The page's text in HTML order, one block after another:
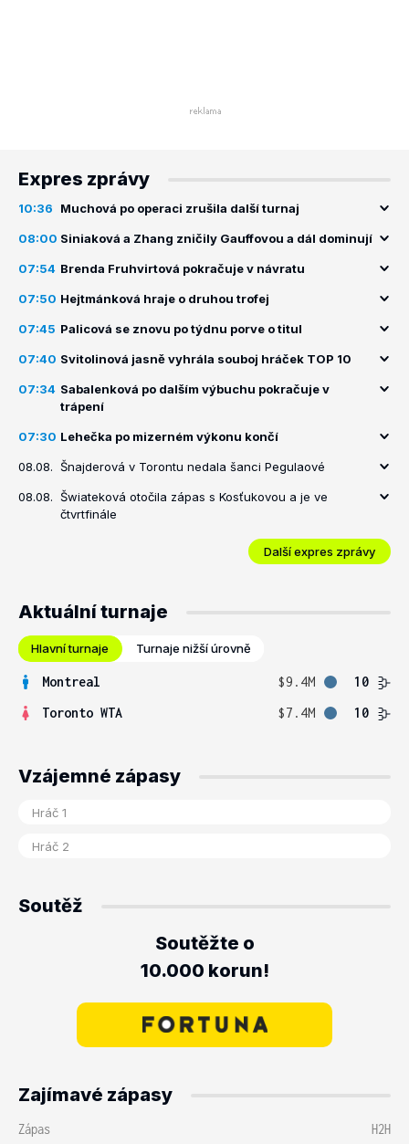
Expres zprávy
10:36 Muchová po operaci zrušila další turnaj
08:00 Siniaková a Zhang zničily Gauffovou a dál dominují
07:54 Brenda Fruhvirtová pokračuje v návratu
07:50 Hejtmánková hraje o druhou trofej
07:45 Palicová se znovu po týdnu porve o titul
07:40 Svitolinová jasně vyhrála souboj hráček TOP 10
07:34 Sabalenková po dalším výbuchu pokračuje v
trápení
07:30 Lehečka po mizerném výkonu končí
08.08. Šnajderová v Torontu nedala šanci Pegulaové
08.08. Šwiateková otočila zápas s Kosťukovou a je ve
čtvrtfinále
Další expres zprávy
Aktuální turnaje
Hlavní turnaje Turnaje nižší úrovně
Montreal $9.4M
10
Toronto WTA
$7.4M 10
Vzájemné zápasy
Soutěž
Soutěžte o
10.000 korun!
Zajímavé zápasy
Zápas
H2H